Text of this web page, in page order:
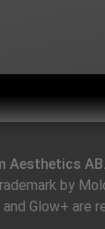
Aesthetics
by
Glow+